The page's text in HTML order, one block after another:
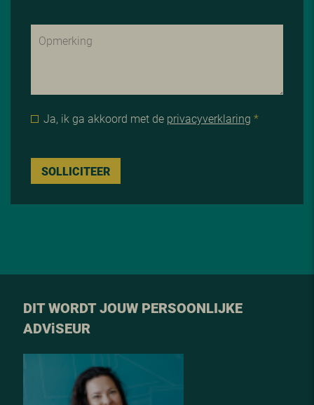
Ja, ik ga akkoord met de privacyverklaring *
SOLLICITEER
DIT WORDT JOUW PERSOONLIJKE
ADViSEUR